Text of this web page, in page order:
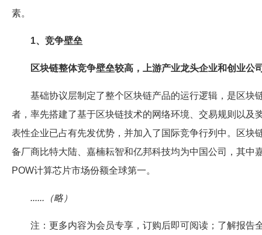
素。
1、竞争壁垒
区块链整体竞争壁垒较高，上游产业龙头企业和创业公
基础协议层制定了整个区块链产品的运行逻辑，是区块
者，率先搭建了基于区块链技术的网络环境、交易规则以
表性企业已占有先发优势，并加入了国际竞争行列中。区
备厂商比特大陆、嘉楠耘智和亿邦科技均为中国公司，其
POW计算芯片市场份额全球第一。
......（略）
注：更多内容为会员专享，订购后即可阅读；了解报告